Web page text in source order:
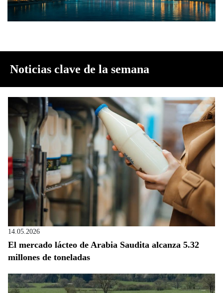
Noticias clave de la semana
14.05.2026
El mercado lácteo de Arabia Saudita alcanza 5.32
millones de toneladas